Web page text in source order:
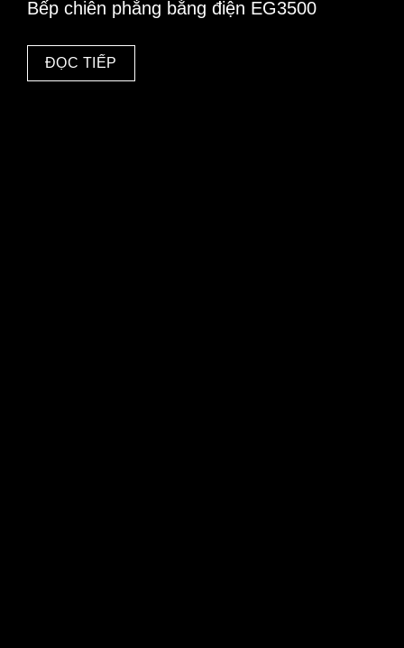
Bếp chiên phẳng bằng điện EG3500
ĐỌC TIẾP